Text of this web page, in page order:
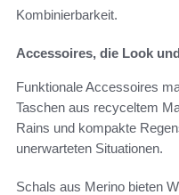
Kombinierbarkeit.
Accessoires, die Look
Funktionale Accessoires
Taschen aus recyceltem
Rains und kompakte
unerwarteten Situationen.
Schals aus Merino bieten